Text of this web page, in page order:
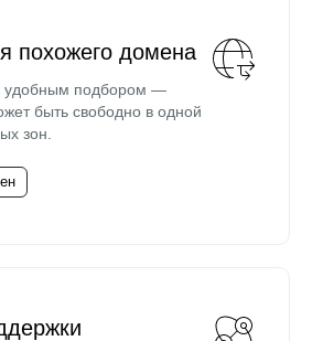
похожего домена
удобным подбором —
быть свободно в одной
зон.